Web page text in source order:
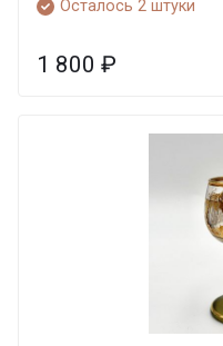
Осталось 2 штуки
1 800 ₽